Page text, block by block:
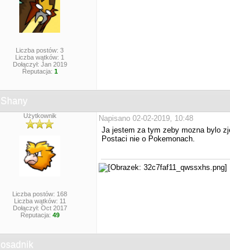
Liczba postów: 3
Liczba wątków: 1
Dołączył: Jan 2019
Reputacja: 1
Shany
Użytkownik
Liczba postów: 168
Liczba wątków: 11
Dołączył: Oct 2017
Reputacja: 49
Napisano 02-02-2019, 10:48
Ja jestem za tym zeby mozna bylo
Postaci nie o Pokemonach.
osadnik